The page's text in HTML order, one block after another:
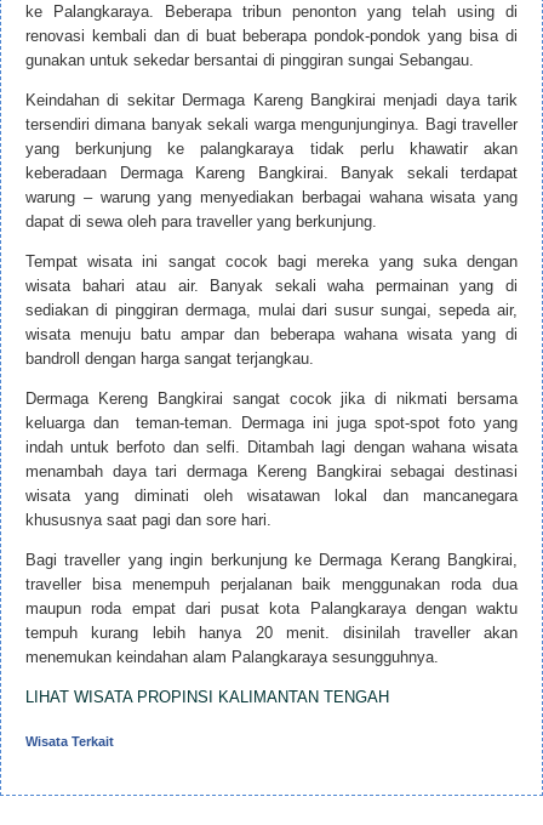
ke Palangkaraya. Beberapa tribun penonton yang telah using di
renovasi kembali dan di buat beberapa pondok-pondok yang bisa di
gunakan untuk sekedar bersantai di pinggiran sungai Sebangau.
Keindahan di sekitar Dermaga Kareng Bangkirai menjadi daya tarik
tersendiri dimana banyak sekali warga mengunjunginya. Bagi traveller
yang berkunjung ke palangkaraya tidak perlu khawatir akan
keberadaan Dermaga Kareng Bangkirai. Banyak sekali terdapat
warung – warung yang menyediakan berbagai wahana wisata yang
dapat di sewa oleh para traveller yang berkunjung.
Tempat wisata ini sangat cocok bagi mereka yang suka dengan
wisata bahari atau air. Banyak sekali waha permainan yang di
sediakan di pinggiran dermaga, mulai dari susur sungai, sepeda air,
wisata menuju batu ampar dan beberapa wahana wisata yang di
bandroll dengan harga sangat terjangkau.
Dermaga Kereng Bangkirai sangat cocok jika di nikmati bersama
keluarga dan teman-teman. Dermaga ini juga spot-spot foto yang
indah untuk berfoto dan selfi. Ditambah lagi dengan wahana wisata
menambah daya tari dermaga Kereng Bangkirai sebagai destinasi
wisata yang diminati oleh wisatawan lokal dan mancanegara
khususnya saat pagi dan sore hari.
Bagi traveller yang ingin berkunjung ke Dermaga Kerang Bangkirai,
traveller bisa menempuh perjalanan baik menggunakan roda dua
maupun roda empat dari pusat kota Palangkaraya dengan waktu
tempuh kurang lebih hanya 20 menit. disinilah traveller akan
menemukan keindahan alam Palangkaraya sesungguhnya.
LIHAT WISATA PROPINSI KALIMANTAN TENGAH
Wisata Terkait